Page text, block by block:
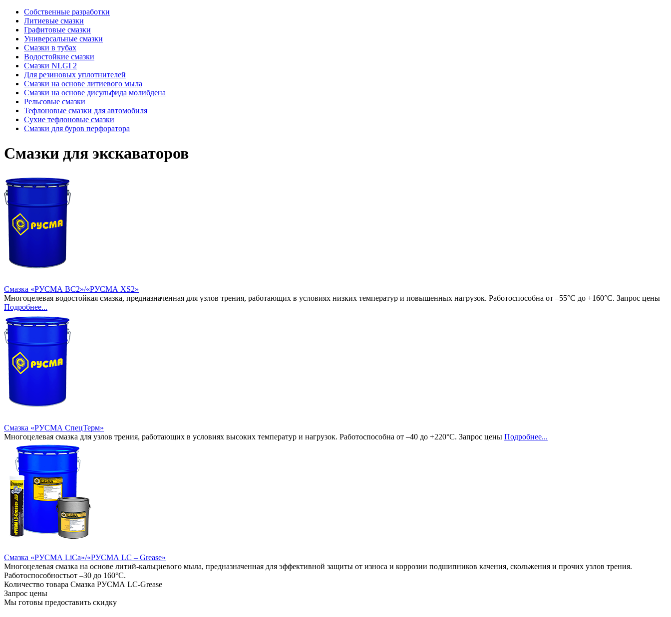
Собственные разработки
Литиевые смазки
Графитовые смазки
Универсальные смазки
Смазки в тубах
Водостойкие смазки
Смазки NLGI 2
Для резиновых уплотнителей
Смазки на основе литиевого мыла
Смазки на основе дисульфида молибдена
Рельсовые смазки
Тефлоновые смазки для автомобиля
Сухие тефлоновые смазки
Смазки для буров перфоратора
Смазки для экскаваторов
Смазка «РУСМА BC2»/«РУСМА XS2»
Многоцелевая водостойкая смазка, предназначенная для узлов трения, работающих в условиях низких температур и повышенных нагрузок. Работоспособна от –55°C до +160°C. Запрос цены
Подробнее...
Смазка «РУСМА СпецТерм»
Многоцелевая смазка для узлов трения, работающих в условиях высоких температур и нагрузок. Работоспособна от –40 до +220°C. Запрос цены Подробнее...
Смазка «РУСМА LiCa»/«РУСМА LC – Grease»
Многоцелевая смазка на основе литий-кальциевого мыла, предназначенная для эффективной защиты от износа и коррозии подшипников качения, скольжения и прочих узлов трения.
Работоспособностьот –30 до 160°С.
Количество товара Смазка РУСМА LC-Grease
Запрос цены
Мы готовы предоставить скидку